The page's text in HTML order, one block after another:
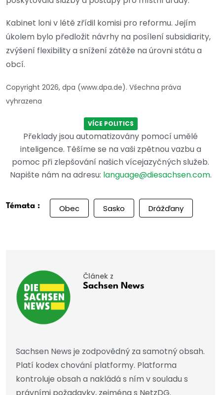
Kabinet loni v létě zřídil komisi pro reformu. Jejím
úkolem bylo předložit návrhy na posílení subsidiarity,
zvýšení flexibility a snížení zátěže na úrovni státu a
obcí.
Copyright 2026, dpa (www.dpa.de). Všechna práva
vyhrazena
VÍCE POLITICS
Překlady jsou automatizovány pomocí umělé
inteligence. Těšíme se na vaši zpětnou vazbu a
pomoc při zlepšování našich vícejazyčných služeb.
Napište nám na adresu: language@diesachsen.com.
Témata : Obec Sasko Drážďany
Článek z
Sachsen News
Sachsen News je zodpovědný za samotný obsah.
Platí kodex chování platformy. Platforma
kontroluje obsah a nakládá s ním v souladu s